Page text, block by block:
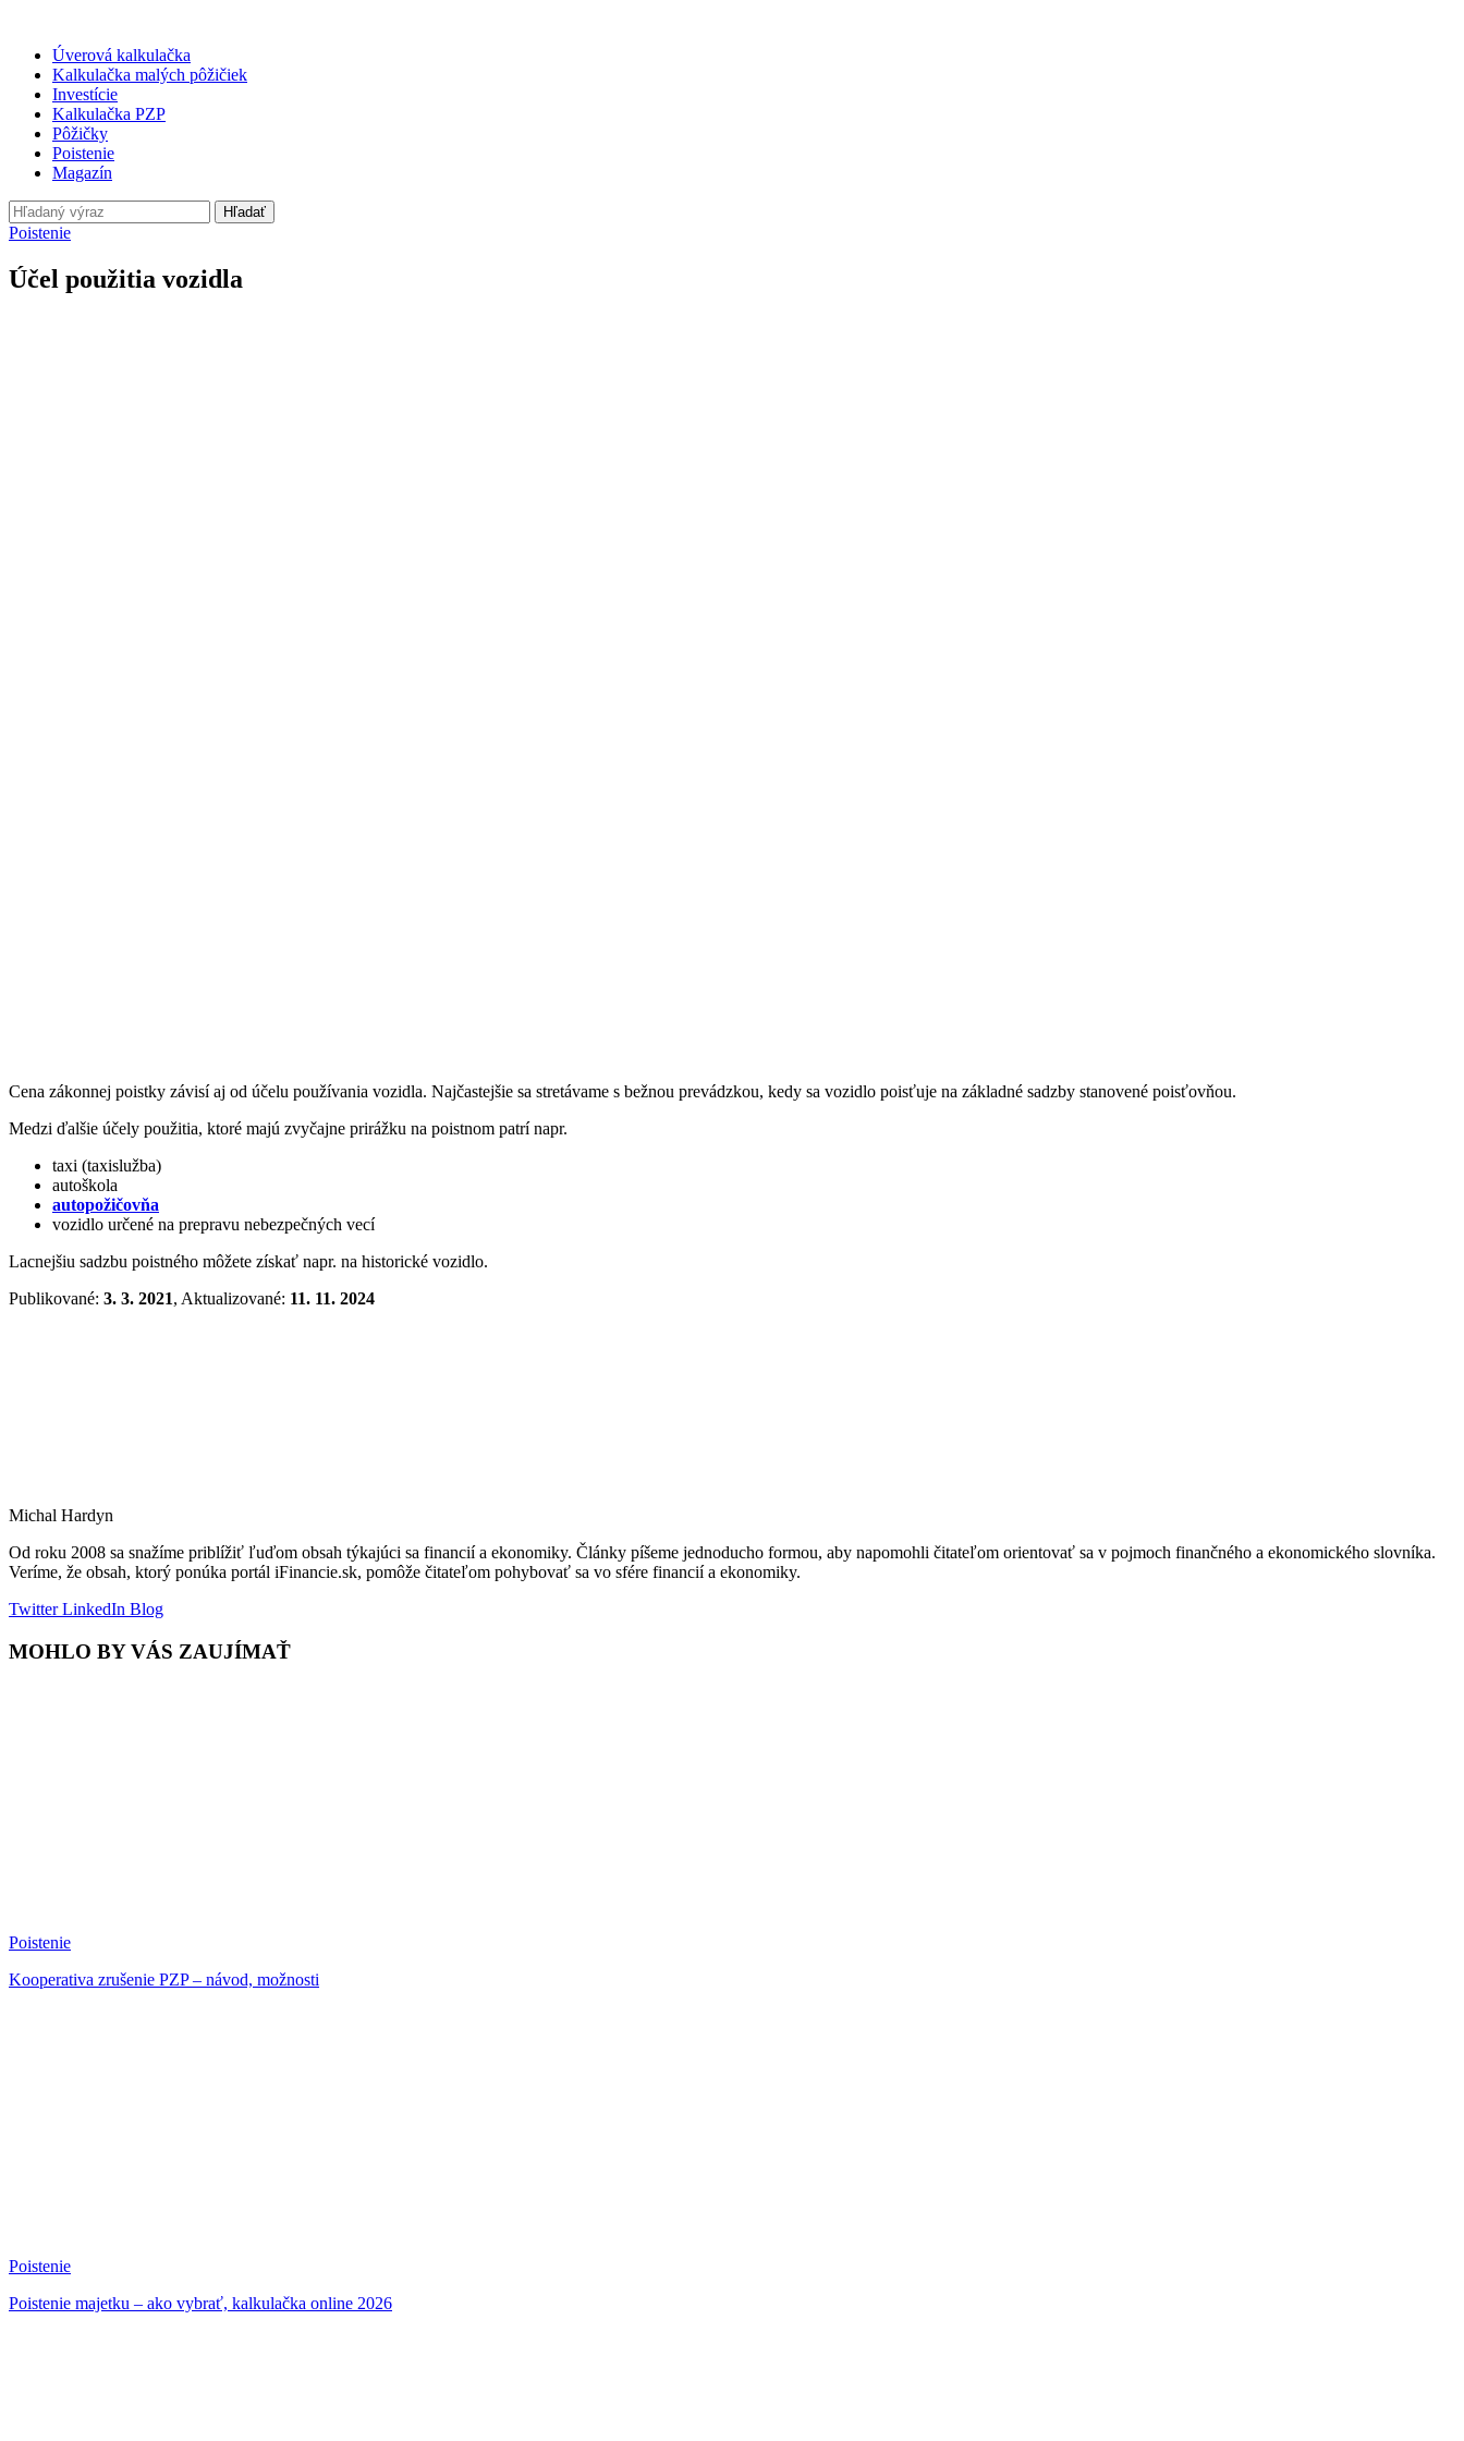
Úverová kalkulačka
Kalkulačka malých pôžičiek
Investície
Kalkulačka PZP
Pôžičky
Poistenie
Magazín
Hľadať
Poistenie
Účel použitia vozidla
Cena zákonnej poistky závisí aj od účelu používania vozidla. Najčastejšie sa stretávame s bežnou prevádzkou, kedy sa vozidlo poisťuje na základné sadzby stanovené poisťovňou.
Medzi ďalšie účely použitia, ktoré majú zvyčajne prirážku na poistnom patrí napr.
taxi (taxislužba)
autoškola
autopožičovňa
vozidlo určené na prepravu nebezpečných vecí
Lacnejšiu sadzbu poistného môžete získať napr. na historické vozidlo.
Publikované: 3. 3. 2021, Aktualizované: 11. 11. 2024
Michal Hardyn
Od roku 2008 sa snažíme priblížiť ľuďom obsah týkajúci sa financií a ekonomiky. Články píšeme jednoducho formou, aby napomohli čitateľom orientovať sa v pojmoch finančného a ekonomického slovníka.
Veríme, že obsah, ktorý ponúka portál iFinancie.sk, pomôže čitateľom pohybovať sa vo sfére financií a ekonomiky.
TwitterLinkedIn Blog
MOHLO BY VÁS ZAUJÍMAŤ
Poistenie
Kooperativa zrušenie PZP – návod, možnosti
Poistenie
Poistenie majetku – ako vybrať, kalkulačka online 2026